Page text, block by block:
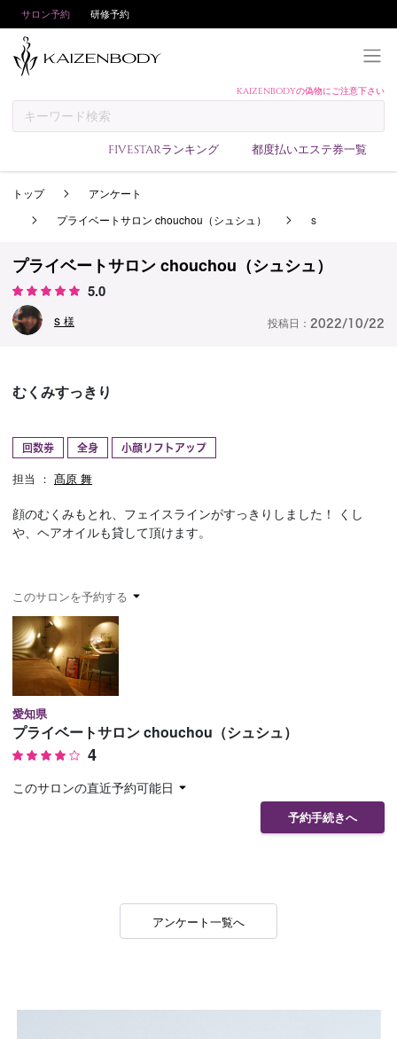
サロン予約 研修予約
KAIZENBODYの偽物にご注意下さい
FIVESTARランキング 都度払いエステ券一覧
予約方法
技術者ランキング
アンケート
トップ
アンケート
プライベートサロン chouchou（シュシュ）
s
プライベートサロン chouchou（シュシュ）
5.0
s 様 投稿日： 2022/10/22
むくみすっきり
回数券 全身 小顔リフトアップ
担当 ： 髙原 舞
顔のむくみもとれ、フェイスラインがすっきりしました！ くし
や、ヘアオイルも貸して頂けます。
このサロンを予約する
愛知県
プライベートサロン chouchou（シュシュ）
4
このサロンの直近予約可能日
予約手続きへ
アンケート一覧へ